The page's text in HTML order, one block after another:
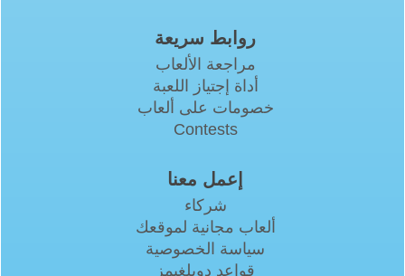
روابط سريعة
مراجعة الألعاب
أداة إجتياز اللعبة
خصومات على ألعاب
Contests
إعمل معنا
شركاء
ألعاب مجانية لموقعك
سياسة الخصوصية
قواعد دوبلغيمز